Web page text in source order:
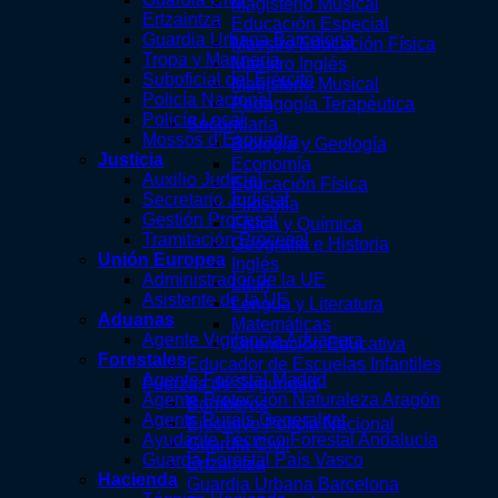
Educación Especial
Maestro Educación Física
Maestro Inglés
Magisterio Musical
Pedagogía Terapéutica
Secundaria
Biología y Geología
Economía
Educación Física
Filosofía
Física y Química
Geografía e Historia
Inglés
Latín
Lengua y Literatura
Matemáticas
Orientación Educativa
Educador de Escuelas Infantiles
Fuerzas de Seguridad
Bomberos
Ejecutivo Policía Nacional
Guardia Civil
Ertzaintza
Guardia Urbana Barcelona
Ertzaintza
Guardia Urbana Barcelona
Tropa y Marinería
Suboficial del Ejército
Policía Nacional
Policía Local
Mossos d’Esquadra
Justicia
Auxilio Judicial
Secretario Judicial
Gestión Procesal
Tramitación Procesal
Unión Europea
Administrador de la UE
Asistente de la UE
Aduanas
Agente Vigilancia Aduanera
Forestales
Agente Forestal Madrid
Agente Protección Naturaleza Aragón
Agents Rurals Generalitat
Ayudante Técnico Forestal Andalucía
Guarda Forestal País Vasco
Hacienda